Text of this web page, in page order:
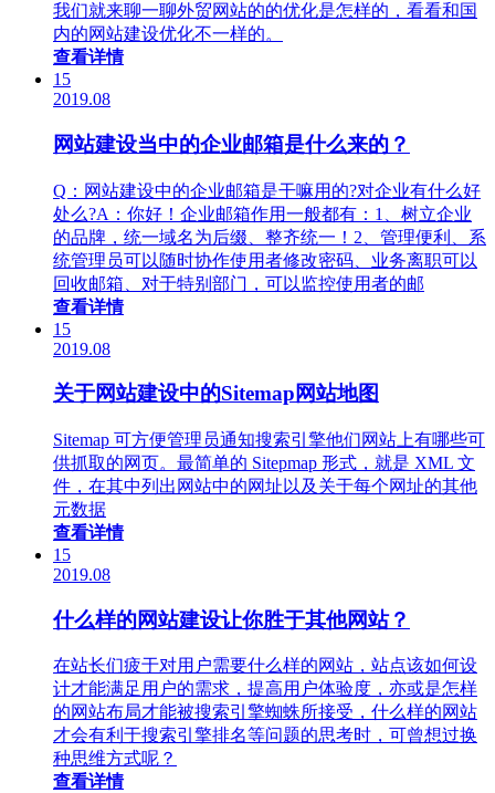
我们就来聊一聊外贸网站的的优化是怎样的，看看和国
内的网站建设优化不一样的。
查看详情
15
2019.08
网站建设当中的企业邮箱是什么来的？
Q：网站建设中的企业邮箱是干嘛用的?对企业有什么好
处么?A：你好！企业邮箱作用一般都有：1、树立企业
的品牌，统一域名为后缀、整齐统一！2、管理便利、系
统管理员可以随时协作使用者修改密码、业务离职可以
回收邮箱、对于特别部门，可以监控使用者的邮
查看详情
15
2019.08
关于网站建设中的Sitemap网站地图
Sitemap 可方便管理员通知搜索引擎他们网站上有哪些可
供抓取的网页。最简单的 Sitepmap 形式，就是 XML 文
件，在其中列出网站中的网址以及关于每个网址的其他
元数据
查看详情
15
2019.08
什么样的网站建设让你胜于其他网站？
在站长们疲于对用户需要什么样的网站，站点该如何设
计才能满足用户的需求，提高用户体验度，亦或是怎样
的网站布局才能被搜索引擎蜘蛛所接受，什么样的网站
才会有利于搜索引擎排名等问题的思考时，可曾想过换
种思维方式呢？
查看详情